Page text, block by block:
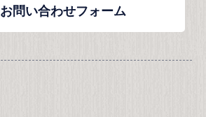
お問い合わせフォーム